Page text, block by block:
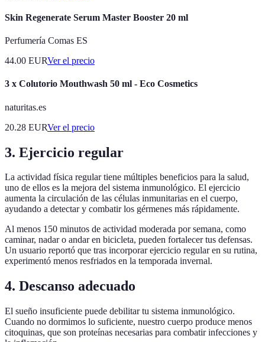
Skin Regenerate Serum Master Booster 20 ml
Perfumería Comas ES
44.00 EURVer el precio
3 x Colutorio Mouthwash 50 ml - Eco Cosmetics
naturitas.es
20.28 EURVer el precio
3. Ejercicio regular
La actividad física regular tiene múltiples beneficios para la salud,
uno de ellos es la mejora del sistema inmunológico. El ejercicio
aumenta la circulación de las células inmunitarias en el cuerpo,
ayudando a detectar y combatir los gérmenes más rápidamente.
Al menos 150 minutos de actividad moderada por semana, como
caminar, nadar o andar en bicicleta, pueden fortalecer tus defensas.
Un usuario reportó que tras incorporar ejercicio regular en su rutina,
experimentó menos resfriados en la temporada invernal.
4. Descanso adecuado
El sueño insuficiente puede debilitar tu sistema inmunológico.
Cuando no dormimos lo suficiente, nuestro cuerpo produce menos
citoquinas, que son proteínas necesarias para combatir infecciones y